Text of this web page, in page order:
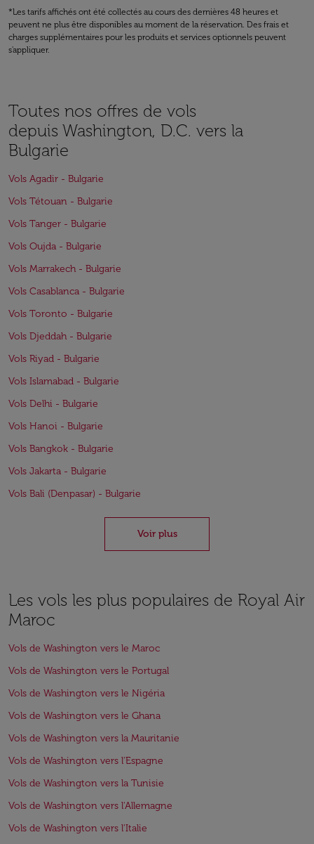
*Les tarifs affichés ont été collectés au cours des dernières 48 heures et
peuvent ne plus être disponibles au moment de la réservation. Des frais et
charges supplémentaires pour les produits et services optionnels peuvent
s'appliquer.
Toutes nos offres de vols
depuis Washington, D.C. vers la
Bulgarie
Vols Agadir - Bulgarie
Vols Tétouan - Bulgarie
Vols Tanger - Bulgarie
Vols Oujda - Bulgarie
Vols Marrakech - Bulgarie
Vols Casablanca - Bulgarie
Vols Toronto - Bulgarie
Vols Djeddah - Bulgarie
Vols Riyad - Bulgarie
Vols Islamabad - Bulgarie
Vols Delhi - Bulgarie
Vols Hanoi - Bulgarie
Vols Bangkok - Bulgarie
Vols Jakarta - Bulgarie
Vols Bali (Denpasar) - Bulgarie
Voir plus
Les vols les plus populaires de Royal Air
Maroc
Vols de Washington vers le Maroc
Vols de Washington vers le Portugal
Vols de Washington vers le Nigéria
Vols de Washington vers le Ghana
Vols de Washington vers la Mauritanie
Vols de Washington vers l'Espagne
Vols de Washington vers la Tunisie
Vols de Washington vers l'Allemagne
Vols de Washington vers l'Italie